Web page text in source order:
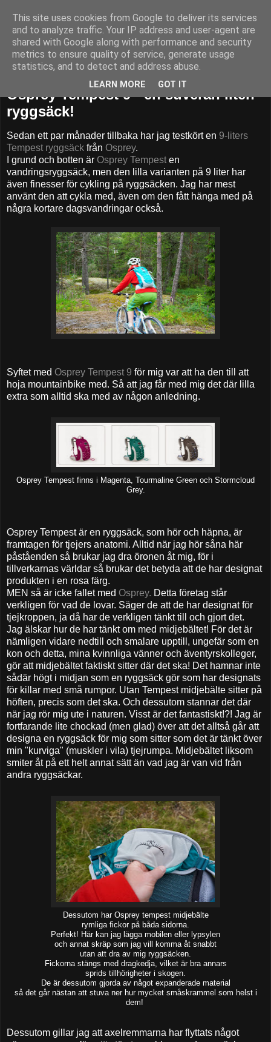
52adventures
Osprey Tempest 9 - en suverän liten
ryggsäck!
Sedan ett par månader tillbaka har jag testkört en 9-liters
Tempest ryggsäck från Osprey.
I grund och botten är Osprey Tempest en
vandringsryggsäck, men den lilla varianten på 9 liter har
även finesser för cykling på ryggsäcken. Jag har mest
använt den att cykla med, även om den fått hänga med på
några kortare dagsvandringar också.
Syftet med Osprey Tempest 9 för mig var att ha den till att
hoja mountainbike med. Så att jag får med mig det där lilla
extra som alltid ska med av någon anledning.
Osprey Tempest finns i Magenta, Tourmaline Green och Stormcloud
Grey.
Osprey Tempest är en ryggsäck, som hör och häpna, är
framtagen för tjejers anatomi. Alltid när jag hör såna här
påståenden så brukar jag dra öronen åt mig, för i
tillverkarnas världar så brukar det betyda att de har designat
produkten i en rosa färg.
MEN så är icke fallet med Osprey. Detta företag står
verkligen för vad de lovar. Säger de att de har designat för
tjejkroppen, ja då har de verkligen tänkt till och gjort det.
Jag älskar hur de har tänkt om med midjebältet! För det är
nämligen vidare nedtill och smalare upptill, ungefär som en
kon och detta, mina kvinnliga vänner och äventyrskolleger,
gör att midjebältet faktiskt sitter där det ska! Det hamnar inte
sådär högt i midjan som en ryggsäck gör som har designats
för killar med små rumpor. Utan Tempest midjebälte sitter på
höften, precis som det ska. Och dessutom stannar det där
när jag rör mig ute i naturen. Visst är det fantastiskt!?! Jag är
fortfarande lite chockad (men glad) över att det alltså går att
designa en ryggsäck för mig som sitter som det är tänkt över
min "kurviga" (muskler i vila) tjejrumpa. Midjebältet liksom
smiter åt på ett helt annat sätt än vad jag är van vid från
andra ryggsäckar.
Dessutom har Osprey tempest midjebälte
rymliga fickor på båda sidorna.
Perfekt! Här kan jag lägga mobilen eller lypsylen
och annat skräp som jag vill komma åt snabbt
utan att dra av mig ryggsäcken.
Fickorna stängs med dragkedja, vilket är bra annars
sprids tillhörigheter i skogen.
De är dessutom gjorda av något expanderade material
så det går nästan att stuva ner hur mycket småskrammel som helst i
dem!
Dessutom gillar jag att axelremmarna har flyttats något
This site uses cookies from Google to deliver its services
and to analyze traffic. Your IP address and user-agent are
shared with Google along with performance and security
metrics to ensure quality of service, generate usage
statistics, and to detect and address abuse.
LEARN MORE GOT IT